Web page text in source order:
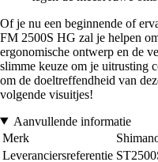
Of je nu een beginnende of
FM 2500S HG zal je helpen
ergonomische ontwerp en de
slimme keuze om je uitrusting
om de doeltreffendheid van
volgende visuitjes!
Aanvullende informatie
Merk
Leveranciersreferentie